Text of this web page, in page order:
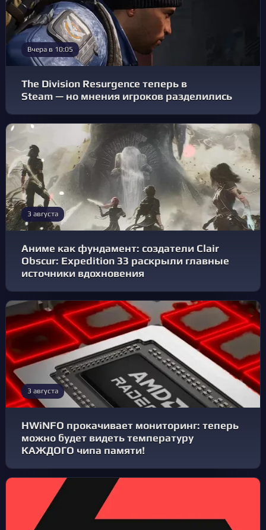
Вчера в 10:05
The Division Resurgence теперь в
Steam — но мнения игроков разделились
3 августа
Аниме как фундамент: создатели Clair
Obscur: Expedition 33 раскрыли главные
источники вдохновения
3 августа
HWiNFO прокачивает мониторинг: теперь
можно будет видеть температуру
КАЖДОГО чипа памяти!